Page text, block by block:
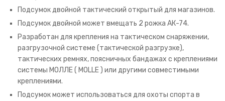
Подсумок двойной тактический открытый для магазинов.
Подсумок двойной может вмещать 2 рожка АК-74.
Разработан для крепления на тактическом снаряжении,
разгрузочной системе (тактической разгрузке),
тактических ремнях, поясничных бандажах с креплениями
системы МОЛЛЕ ( MOLLE ) или другими совместимыми
креплениями.
Подсумок может использоваться для охоты спорта в